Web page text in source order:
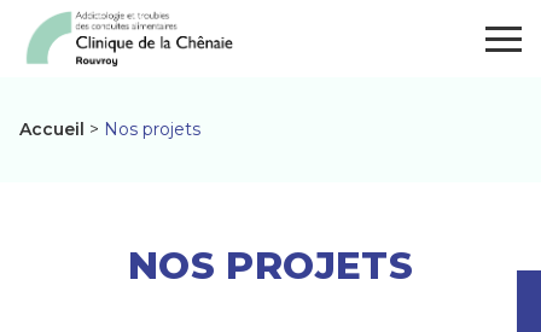
Accueil > Nos projets
NOS PROJETS
Panneau de gestion des cookies